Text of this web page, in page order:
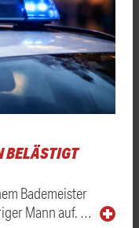
BELÄSTIGT
Bademeister
Mann auf. …